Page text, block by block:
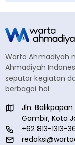
Warta Ahmadiyah
Ahmadiyah
seputar kegiatan
berbagai hal.
Jln.
Gambir, Kota
+62 813-1313-